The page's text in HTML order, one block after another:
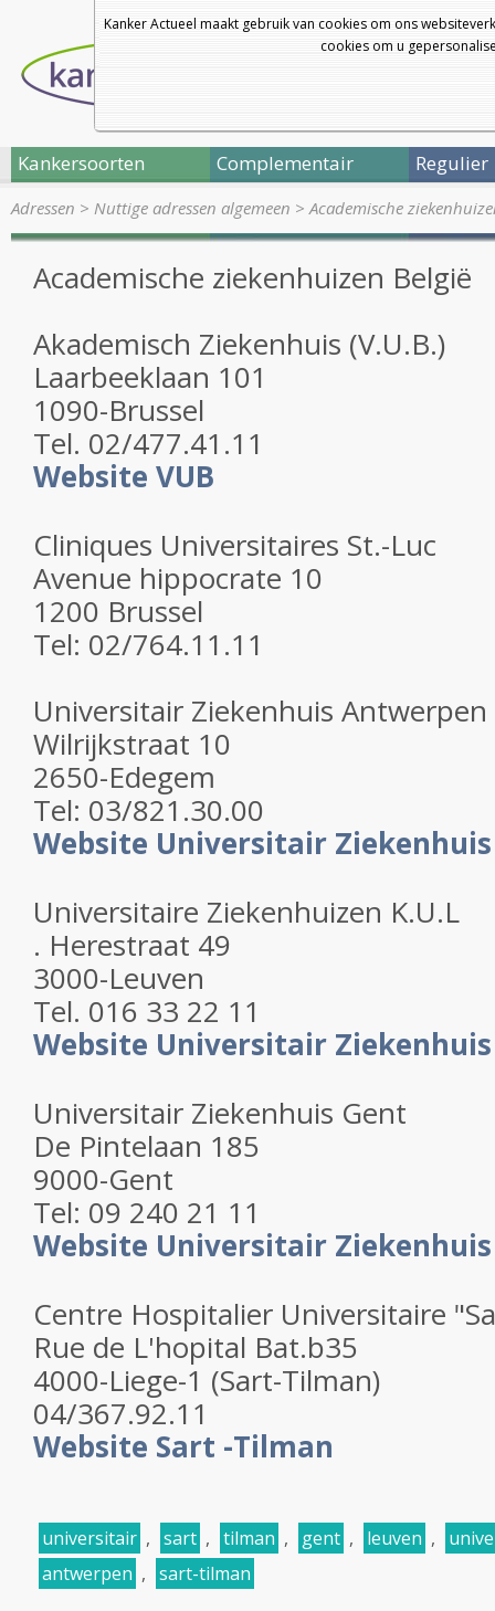
Kanker Actueel maakt gebruik van cookies om ons
cookies om u
Kankersoorten Complementair Regulier
Adressen > Nuttige adressen algemeen >Academische
Academische ziekenhuizen België
Akademisch Ziekenhuis (V.U.B.)
Laarbeeklaan 101
1090-Brussel
Tel. 02/477.41.11
Website VUB
Cliniques Universitaires St.-Luc
Avenue hippocrate 10
1200 Brussel
Tel: 02/764.11.11
Universitair Ziekenhuis Antwerpen
Wilrijkstraat 10
2650-Edegem
Tel: 03/821.30.00
Website Universitair
Universitaire Ziekenhuizen K.U.L
. Herestraat 49
3000-Leuven
Tel. 016 33 22 11
Website Universitair
Universitair Ziekenhuis Gent
De Pintelaan 185
9000-Gent
Tel: 09 240 21 11
Website Universitair
Centre Hospitalier Universitaire
Rue de L'hopital Bat.b35
4000-Liege-1 (Sart-Tilman)
04/367.92.11
Website Sart -Tilman
universitair , sart , tilman , gent , leuven ,
antwerpen , sart-tilman